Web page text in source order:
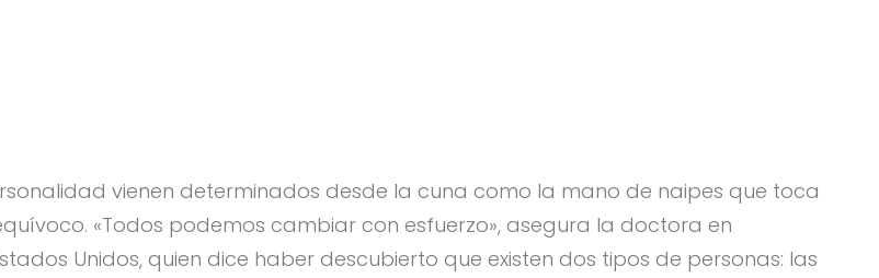
vienen determinados desde la cuna como la mano de naipes que toca
«Todos podemos cambiar con esfuerzo», asegura la doctora en
Unidos, quien dice haber descubierto que existen dos tipos de personas: las